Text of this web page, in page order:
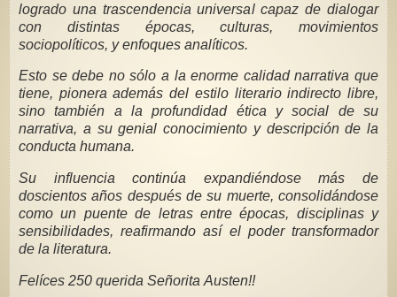
logrado una trascendencia universal capaz de dialogar
con distintas épocas, culturas, movimientos
sociopolíticos, y enfoques analíticos.
Esto se debe no sólo a la enorme calidad narrativa que
tiene, pionera además del estilo literario indirecto libre,
sino también a la profundidad ética y social de su
narrativa, a su genial conocimiento y descripción de la
conducta humana.
Su influencia continúa expandiéndose más de
doscientos años después de su muerte, consolidándose
como un puente de letras entre épocas, disciplinas y
sensibilidades, reafirmando así el poder transformador
de la literatura.
Felíces 250 querida Señorita Austen!!